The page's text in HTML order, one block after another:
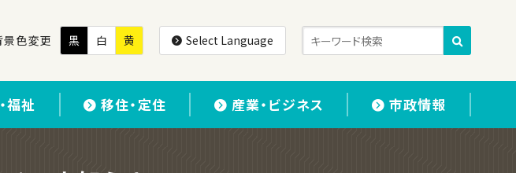
景色変更 黒 白 黄 Select Language
福祉 移住・定住 産業・ビジネス 市政情報